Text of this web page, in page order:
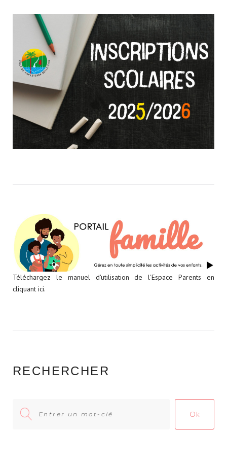
Téléchargez le manuel d'utilisation de l'Espace Parents en
cliquant ici.
RECHERCHER
for:
Ok